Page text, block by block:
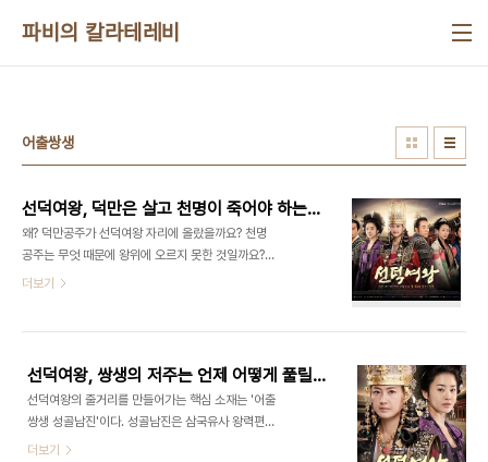
파비의 칼라테레비
어출쌍생
선덕여왕, 덕만은 살고 천명이 죽어야 하는 이유
왜? 덕만공주가 선덕여왕 자리에 올랐을까요? 천명
공주는 무엇 때문에 왕위에 오르지 못한 것일까요?
그보다 한술 더 떠 (드라마상이긴 해도) 천명공주는
습니다. 화랑세기도 또한 유사와 같이 덕만을 차녀라
고 하고 있지요. 그러고 보니 유사와 세기가 비슷한
점이 많고 사기만 따로 놀고 있다는 느낌을 받습니다.
어째서 천명이 아니라 덕만이 선덕여왕이 되었을까?
어쩌면 당연한 일인지도 모르겠습니다. 삼국사기는
더보기
선덕여왕, 쌍생의 저주는 언제 어떻게 풀릴까?
선덕여왕의 줄거리를 만들어가는 핵심 소재는 '어출
쌍생 성골남진'이다. 성골남진은 삼국유사 왕력편에
등장하는 기사다. 성골남진, 말 그대로 성골남자의 씨
더보기